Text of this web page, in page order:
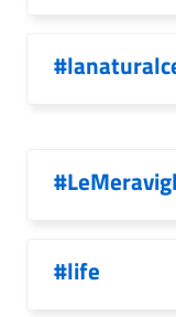
#life